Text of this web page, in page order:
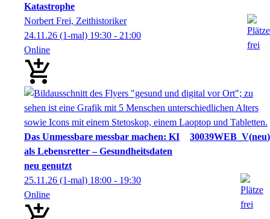
Katastrophe
Norbert Frei, Zeithistoriker
24.11.26 (1-mal) 19:30 - 21:00
Online
Das Unmessbare messbar machen: KI
als Lebensretter – Gesundheitsdaten
neu genutzt
30039WEB_V neu
25.11.26 (1-mal) 18:00 - 19:30
Online